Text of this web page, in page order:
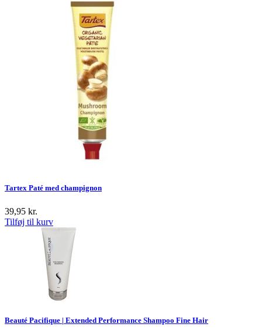
Tartex Paté med champignon
39,95 kr.
Tilføj til kurv
Beauté Pacifique | Extended Performance Shampoo Fine Hair